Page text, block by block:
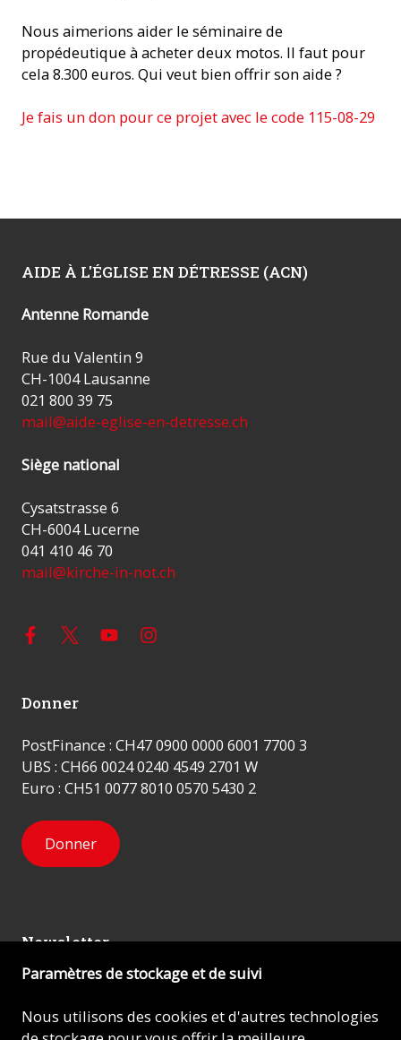
Nous aimerions aider le séminaire de
propédeutique à acheter deux motos. Il faut pour
cela 8.300 euros. Qui veut bien offrir son aide ?
Je fais un don pour ce projet avec le code 115-08-29
AIDE À L'ÉGLISE EN DÉTRESSE (ACN)
Antenne Romande
Rue du Valentin 9
CH-1004 Lausanne
021 800 39 75
mail@aide-eglise-en-detresse.ch
Siège national
Cysatstrasse 6
CH-6004 Lucerne
041 410 46 70
mail@kirche-in-not.ch
Donner
PostFinance : CH47 0900 0000 6001 7700 3
UBS : CH66 0024 0240 4549 2701 W
Euro : CH51 0077 8010 0570 5430 2
Donner
Newsletter
Paramètres de stockage et de suivi
Nous utilisons des cookies et d'autres technologies